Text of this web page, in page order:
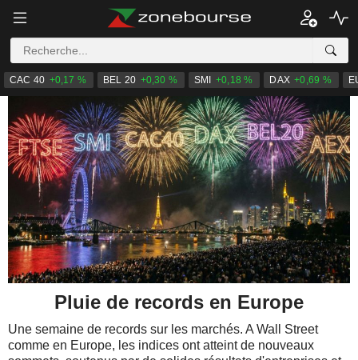
CAC 40 +0,17 % BEL 20 +0,30 % SMI +0,18 % DAX +0,69 %
Pluie de records en Europe
Une semaine de records sur les marchés. A Wall Street
comme en Europe, les indices ont atteint de nouveaux